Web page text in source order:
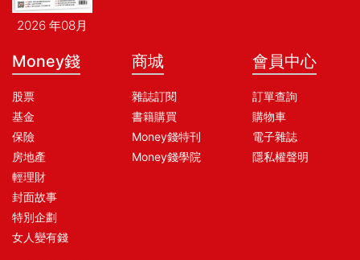
2026 年08月
Money錢
股票
基金
保險
房地產
輕理財
封面故事
特別企劃
女人變有錢
商城
雜誌訂閱
書籍購買
Money錢特刊
Money錢學院
會員中心
訂單查詢
購物車
電子雜誌
隱私權聲明